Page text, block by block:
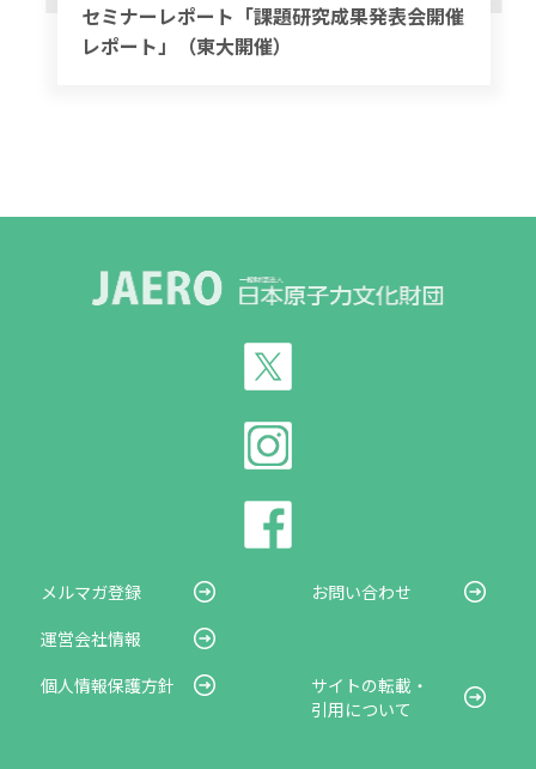
セミナーレポート「課題研究成果発表会開催
レポート」（東大開催）
メルマガ登録
お問い合わせ
運営会社情報
個人情報保護方針
サイトの転載・
引用について